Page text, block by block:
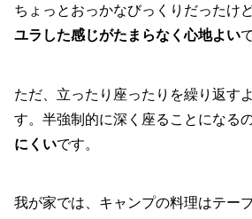
ちょっとおっかなびっくりだったけ
ユラした感じがたまらなく心地よい
ただ、立ったり座ったりを繰り返す
す。半強制的に深く座ることになるの
にくいです。
我が家では、キャンプの料理はテー